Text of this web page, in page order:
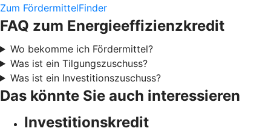
Zum FördermittelFinder
FAQ zum Energieeffizienzkredit
Wo bekomme ich Fördermittel?
Was ist ein Tilgungszuschuss?
Was ist ein Investitionszuschuss?
Das könnte Sie auch interessieren
Investitionskredit